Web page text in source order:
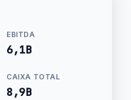
EBITDA
6,1B
CAIXA TOTAL
8,9B